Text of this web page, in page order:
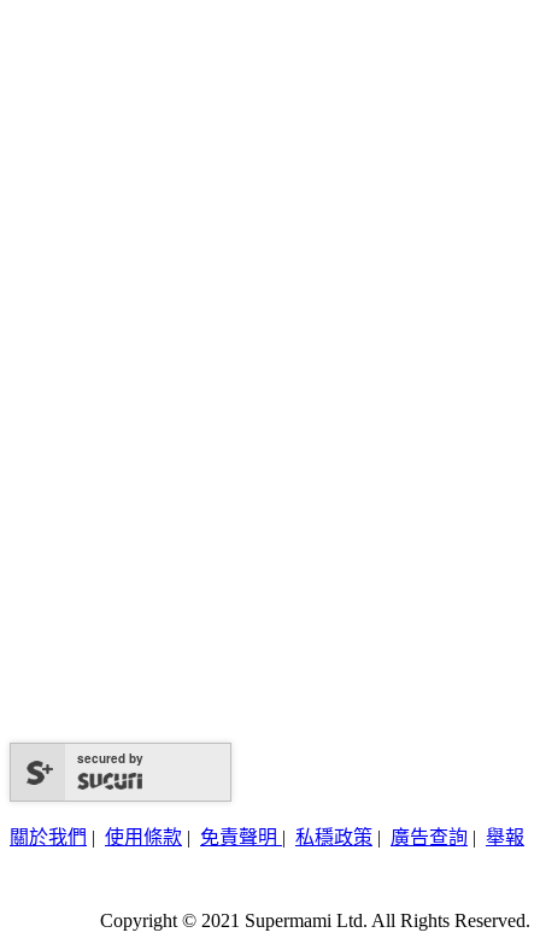
secured by
關於我們 | 使用條款 | 免責聲明 | 私穩政策 | 廣告查詢 | 舉報
Copyright © 2021 Supermami Ltd. All Rights Reserved.